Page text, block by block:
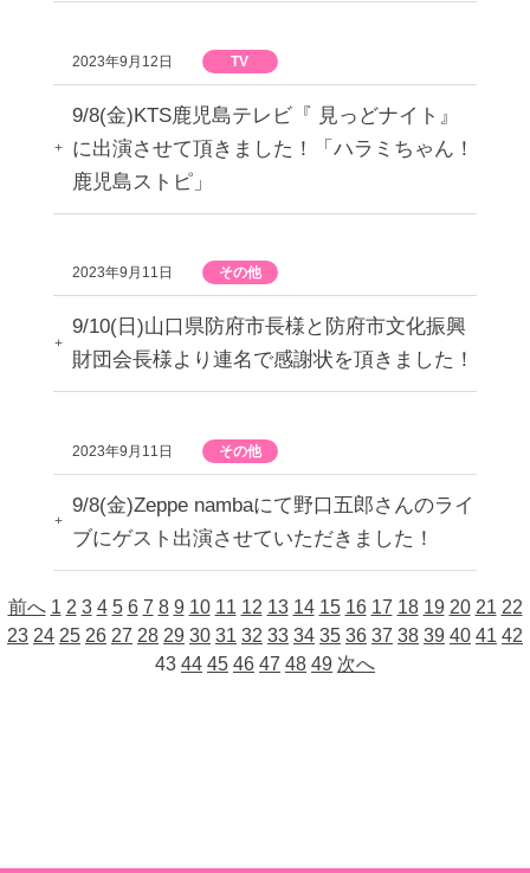
2023年9月12日 TV
9/8(金)KTS鹿児島テレビ『 見っどナイト』
に出演させて頂きました！「ハラミちゃん！
鹿児島ストピ」
2023年9月11日 その他
9/10(日)山口県防府市長様と防府市文化振興
財団会長様より連名で感謝状を頂きました！
2023年9月11日 その他
9/8(金)Zeppe nambaにて野口五郎さんのライ
ブにゲスト出演させていただきました！
前へ 1 2 3 4 5 6 7 8 9 10 11 12 13 14 15 16 17 18 19 20 21 22
23 24 25 26 27 28 29 30 31 32 33 34 35 36 37 38 39 40 41 42
43 44 45 46 47 48 49 次へ